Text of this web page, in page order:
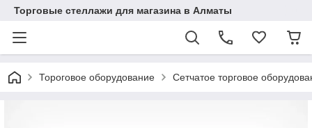
Торговые стеллажи для магазина в Алматы
Тороговое оборудование Сетчатое торговое